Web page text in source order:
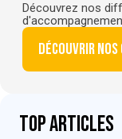
Découvrez nos
Découvrir
Top articles